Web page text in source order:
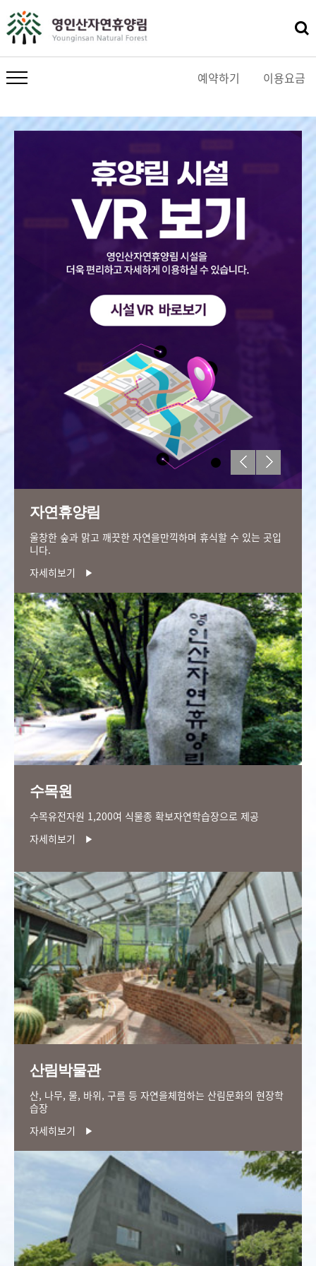
예약하기 이용요금
메뉴 열기
자연휴양림
울창한 숲과 맑고 깨끗한 자연을만끽하며 휴식할 수 있는 곳입
니다.
자세히보기
▶
수목원
수목유전자원 1,200여 식물종 확보자연학습장으로 제공
자세히보기
▶
산림박물관
산, 나무, 물, 바위, 구름 등 자연을체험하는 산림문화의 현장학
습장
자세히보기
▶